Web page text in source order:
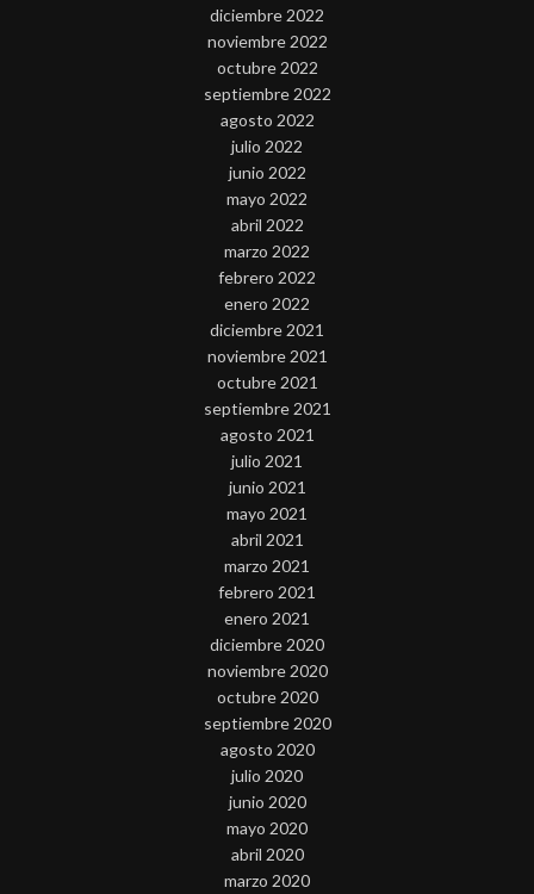
diciembre 2022
noviembre 2022
octubre 2022
septiembre 2022
agosto 2022
julio 2022
junio 2022
mayo 2022
abril 2022
marzo 2022
febrero 2022
enero 2022
diciembre 2021
noviembre 2021
octubre 2021
septiembre 2021
agosto 2021
julio 2021
junio 2021
mayo 2021
abril 2021
marzo 2021
febrero 2021
enero 2021
diciembre 2020
noviembre 2020
octubre 2020
septiembre 2020
agosto 2020
julio 2020
junio 2020
mayo 2020
abril 2020
marzo 2020